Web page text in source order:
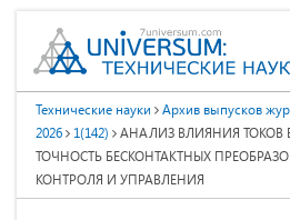
Технические науки
Архив выпусков
2026
1(142)
АНАЛИЗ ВЛИЯНИЯ
ТОЧНОСТЬ БЕСКОНТАКТНЫХ
КОНТРОЛЯ И УПРАВЛЕНИЯ